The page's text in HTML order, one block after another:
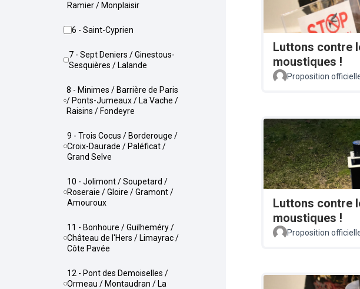
Ramier / Monplaisir
6 - Saint-Cyprien
7 - Sept Deniers / Ginestous-
Sesquières / Lalande
8 - Minimes / Barrière de Paris
/ Ponts-Jumeaux / La Vache /
Raisins / Fondeyre
9 - Trois Cocus / Borderouge /
Croix-Daurade / Paléficat /
Grand Selve
10 - Jolimont / Soupetard /
Roseraie / Gloire / Gramont /
Amouroux
11 - Bonhoure / Guilheméry /
Château de l'Hers / Limayrac /
Côte Pavée
12 - Pont des Demoiselles /
Ormeau / Montaudran / La
Luttons contre
moustiques !
Proposition
Luttons contre
moustiques !
Proposition